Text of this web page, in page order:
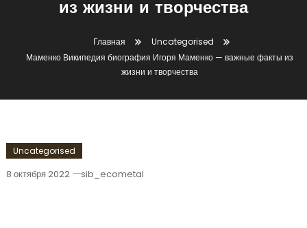
из жизни и творчества
Главная
Uncategorised
Маменко Википедия биография Игоря Маменко — важные факты из
жизни и творчества
Uncategorised
8 октября 2022 sib_ecometal